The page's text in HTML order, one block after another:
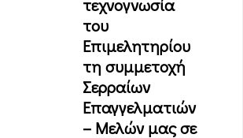
τεχνογνωσία
του
Επιμελητηρίου
τη συμμετοχή
Σερραίων
Επαγγελματιών
– Μελών μας σε